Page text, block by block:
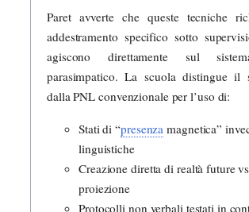
Paret avverte che queste tecniche
addestramento specifico sotto
agiscono direttamente sul
parasimpatico. La scuola distingue il
dalla PNL convenzionale per l’uso di:
Stati di “presenza magnetica”
linguistiche
Creazione diretta di realtà future
proiezione
Protocolli non verbali testati in